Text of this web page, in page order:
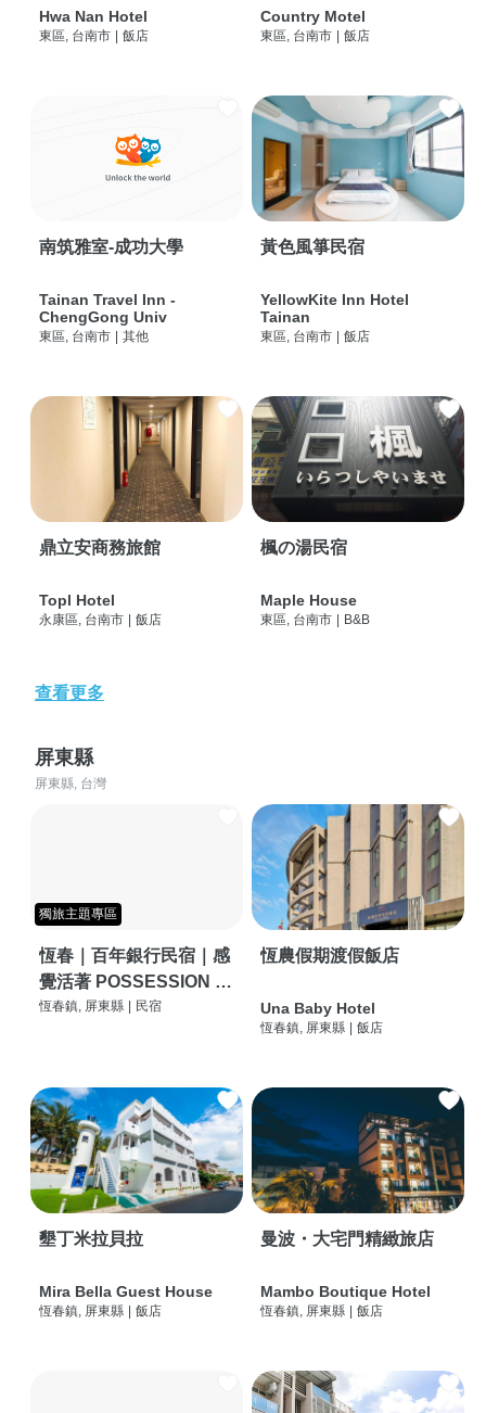
Hwa Nan Hotel
東區, 台南市 | 飯店
Country Motel
東區, 台南市 | 飯店
南筑雅室-成功大學
Tainan Travel Inn -
ChengGong Univ
東區, 台南市 | 其他
黃色風箏民宿
YellowKite Inn Hotel
Tainan
東區, 台南市 | 飯店
鼎立安商務旅館
Topl Hotel
永康區, 台南市 | 飯店
楓の湯民宿
Maple House
東區, 台南市 | B&B
查看更多
屏東縣
屏東縣, 台灣
獨旅主題專區
恆春｜百年銀行民宿｜感
覺活著 POSSESSION |
背包客棧 | 恆春必住特色
恆春鎮, 屏東縣 民宿
恆農假期渡假飯店
Una Baby Hotel
恆春鎮, 屏東縣 飯店
墾丁米拉貝拉
Mira Bella Guest House
恆春鎮, 屏東縣 飯店
曼波・大宅門精緻旅店
Mambo Boutique Hotel
恆春鎮, 屏東縣 飯店